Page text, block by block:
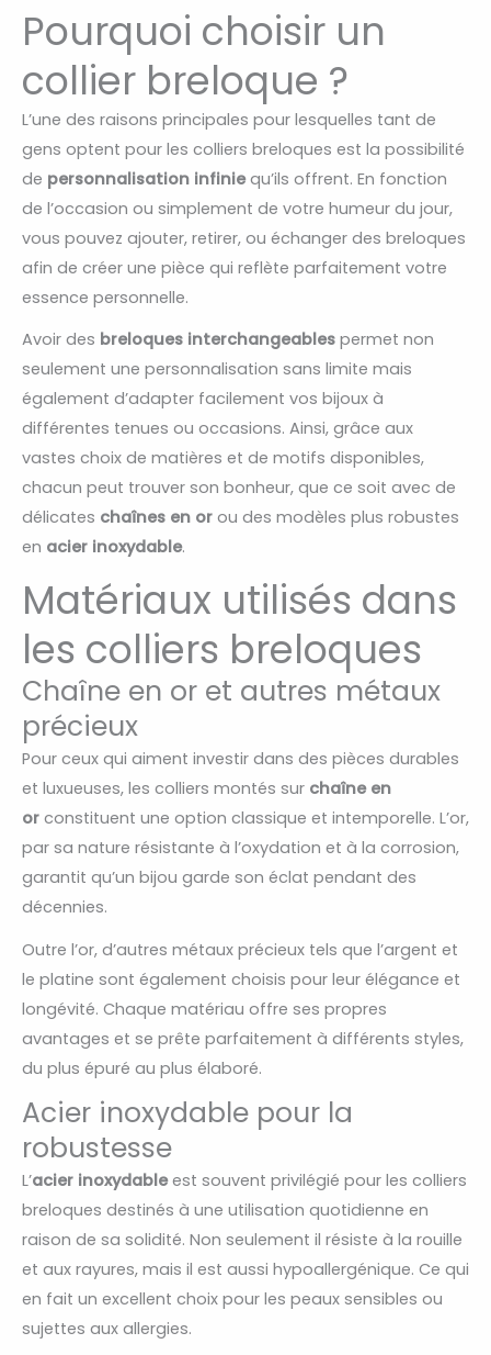
Pourquoi choisir un
collier breloque ?
L’une des raisons principales pour lesquelles tant de
gens optent pour les colliers breloques est la possibilité
de personnalisation infiniequ’ils offrent. En fonction
de l’occasion ou simplement de votre humeur du jour,
vous pouvez ajouter, retirer, ou échanger des breloques
afin de créer une pièce qui reflète parfaitement votre
essence personnelle.
Avoir des breloques interchangeables permet non
seulement une personnalisation sans limite mais
également d’adapter facilement vos bijoux à
différentes tenues ou occasions. Ainsi, grâce aux
vastes choix de matières et de motifs disponibles,
chacun peut trouver son bonheur, que ce soit avec de
délicates chaînes en or ou des modèles plus robustes
en acier inoxydable.
Matériaux utilisés dans
les colliers breloques
Chaîne en or et autres métaux
précieux
Pour ceux qui aiment investir dans des pièces durables
et luxueuses, les colliers montés sur chaîne en
or constituent une option classique et intemporelle. L’or,
par sa nature résistante à l’oxydation et à la corrosion,
garantit qu’un bijou garde son éclat pendant des
décennies.
Outre l’or, d’autres métaux précieux tels que l’argent et
le platine sont également choisis pour leur élégance et
longévité. Chaque matériau offre ses propres
avantages et se prête parfaitement à différents styles,
du plus épuré au plus élaboré.
Acier inoxydable pour la
robustesse
L’acier inoxydableest souvent privilégié pour les colliers
breloques destinés à une utilisation quotidienne en
raison de sa solidité. Non seulement il résiste à la rouille
et aux rayures, mais il est aussi hypoallergénique. Ce qui
en fait un excellent choix pour les peaux sensibles ou
sujettes aux allergies.